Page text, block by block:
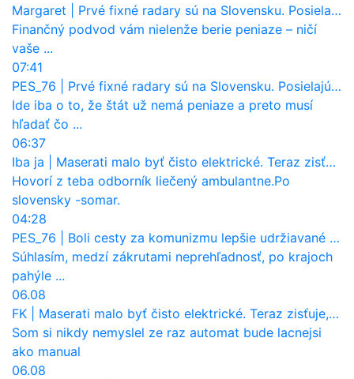
Margaret
Prvé fixné radary sú na Slovensku. Posielajú už pokuty? Ukáže ich Waze?
Finančný podvod vám nielenže berie peniaze – ničí
vaše ...
07:41
PES_76
Prvé fixné radary sú na Slovensku. Posielajú už pokuty? Ukáže ich Waze?
Ide iba o to, že štát už nemá peniaze a preto musí
hľadať čo ...
06:37
Iba ja
Maserati malo byť čisto elektrické. Teraz zisťuje, že potrebuje nový osemvalcový motor
Hovorí z teba odborník liečený ambulantne.Po
slovensky -somar.
04:28
PES_76
Boli cesty za komunizmu lepšie udržiavané ako dnes?
Súhlasím, medzí zákrutami neprehľadnosť, po krajoch
pahýle ...
06.08
FK
Maserati malo byť čisto elektrické. Teraz zisťuje, že potrebuje nový osemvalcový motor
Som si nikdy nemyslel ze raz automat bude lacnejsi
ako manual
06.08